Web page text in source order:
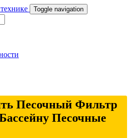
Toggle navigation
Песочный Фильтр
Песочные